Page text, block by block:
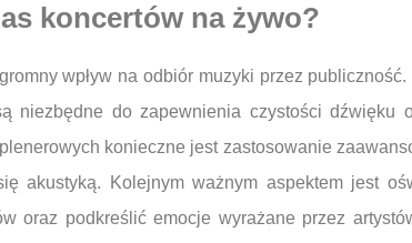
koncertów na żywo?
wpływ na odbiór muzyki przez
niezbędne do zapewnienia czystości dźwięku
konieczne jest zastosowanie
akustyką. Kolejnym ważnym aspektem jest
oraz podkreślić emocje wyrażane przez